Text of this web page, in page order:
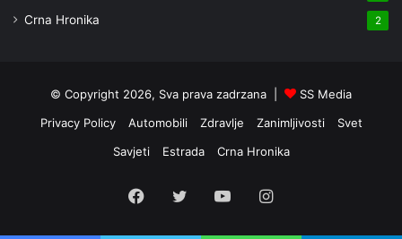
Crna Hronika 2
© Copyright 2026, Sva prava zadrzana |
SS Media
Privacy Policy
Automobili Zdravlje Zanimljivosti
Svet
Savjeti
Estrada Crna Hronika
Facebook
TwitterYouTubeInstagram